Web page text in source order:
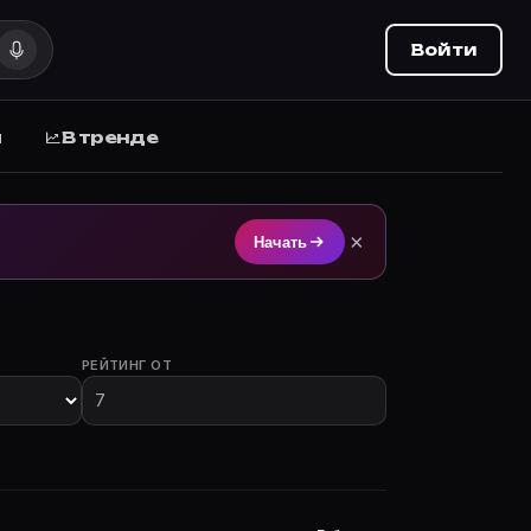
на Movie Planner (movie-planner.ru).
участием.
Войти
В тренде
Начать ×
РЕЙТИНГ ОТ